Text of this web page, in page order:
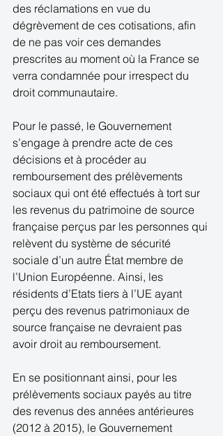
des réclamations en vue du
dégrèvement de ces cotisations, afin
de ne pas voir ces demandes
prescrites au moment où la France se
verra condamnée pour irrespect du
droit communautaire.
Pour le passé, le Gouvernement
s’engage à prendre acte de ces
décisions et à procéder au
remboursement des prélèvements
sociaux qui ont été effectués à tort sur
les revenus du patrimoine de source
française perçus par les personnes qui
relèvent du système de sécurité
sociale d’un autre État membre de
l’Union Européenne. Ainsi, les
résidents d’Etats tiers à l’UE ayant
perçu des revenus patrimoniaux de
source française ne devraient pas
avoir droit au remboursement.
En se positionnant ainsi, pour les
prélèvements sociaux payés au titre
des revenus des années antérieures
(2012 à 2015), le Gouvernement